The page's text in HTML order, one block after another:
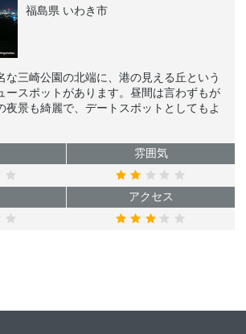
福島県 いわき市
な三崎公園の北端に、港の見える丘という
ースポットがあります。昼間は言わずもが
夜景も綺麗で、デートスポットとしてもよ
雰囲気
アクセス